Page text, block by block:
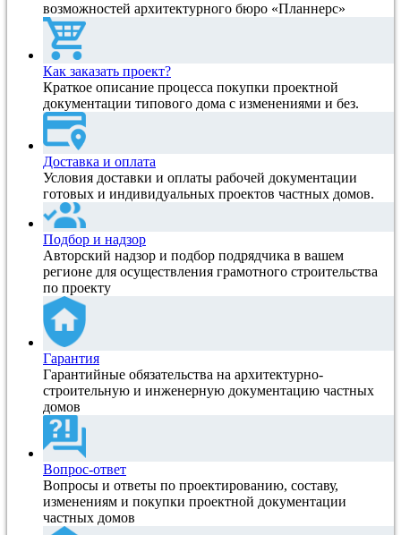
возможностей архитектурного бюро «Планнерс»
Как заказать проект?
Краткое описание процесса покупки проектной
документации типового дома с изменениями и без.
Доставка и оплата
Условия доставки и оплаты рабочей документации
готовых и индивидуальных проектов частных домов.
Подбор и надзор
Авторский надзор и подбор подрядчика в вашем
регионе для осуществления грамотного строительства
по проекту
Гарантия
Гарантийные обязательства на архитектурно-
строительную и инженерную документацию частных
домов
Вопрос-ответ
Вопросы и ответы по проектированию, составу,
изменениям и покупки проектной документации
частных домов